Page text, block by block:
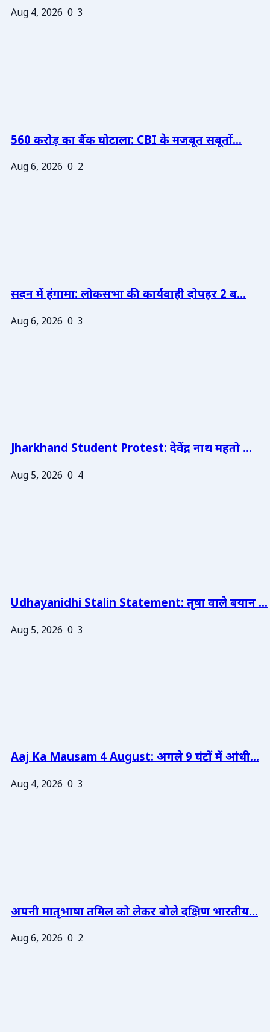
Aug 4, 2026 0 3
560 करोड़ का बैंक घोटाला: CBI के मजबूत सबूतों...
Aug 6, 2026 0 2
सदन में हंगामा: लोकसभा की कार्यवाही दोपहर 2 ब...
Aug 6, 2026 0 3
Jharkhand Student Protest: देवेंद्र नाथ महतो ...
Aug 5, 2026 0 4
Udhayanidhi Stalin Statement: तृषा वाले बयान ...
Aug 5, 2026 0 3
Aaj Ka Mausam 4 August: अगले 9 घंटों में आंधी...
Aug 4, 2026 0 3
अपनी मातृभाषा तमिल को लेकर बोले दक्षिण भारतीय...
Aug 6, 2026 0 2